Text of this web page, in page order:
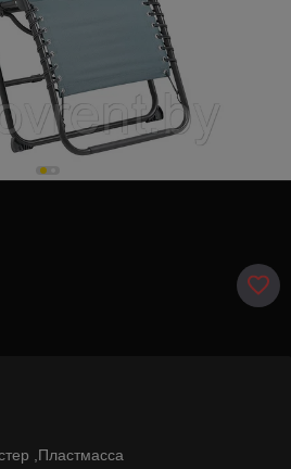
,Пластмасса